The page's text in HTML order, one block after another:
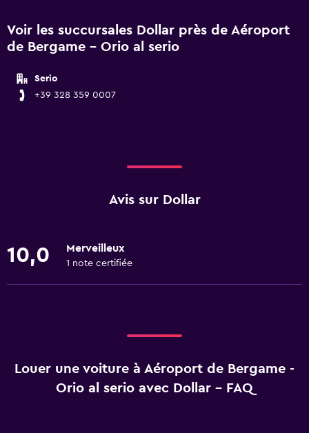
Voir les succursales Dollar près de Aéroport
de Bergame - Orio al serio
Serio
+39 328 359 0007
Avis sur Dollar
10,0 Merveilleux
1 note certifiée
Louer une voiture à Aéroport de Bergame -
Orio al serio avec Dollar - FAQ